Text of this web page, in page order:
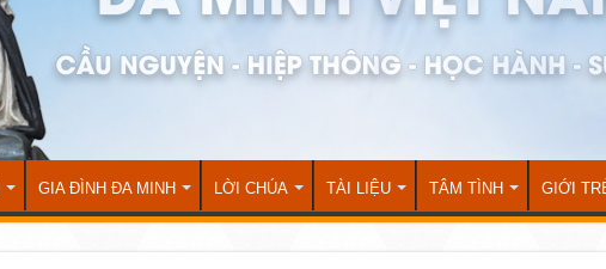
GIA ĐÌNH ĐA MINH LỜI CHÚA TÀI LIỆU TÂM TÌNH GIỚI